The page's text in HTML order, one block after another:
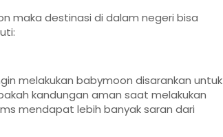
maka destinasi di dalam negeri bisa
melakukan babymoon disarankan untuk
kandungan aman saat melakukan
mendapat lebih banyak saran dari